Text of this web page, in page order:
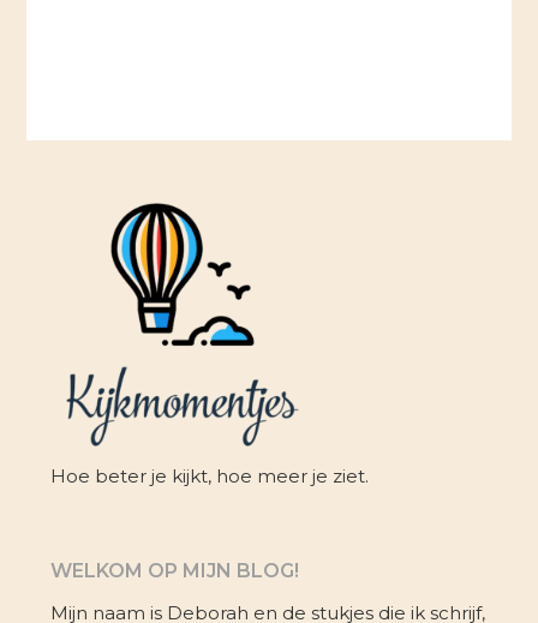
Hoe beter je kijkt, hoe meer je ziet.
WELKOM OP MIJN BLOG!
Mijn naam is Deborah en de stukjes die ik schrijf,